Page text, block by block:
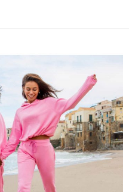
на 2022 г.
уютните
ежедневни
модните играчки – форма и
в онлайн търговия на
i zdobień, a także
będą ożywiały niemal każde
Jakie są must haves tego …